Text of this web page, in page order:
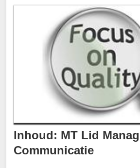
Inhoud: MT Lid
Communicatie